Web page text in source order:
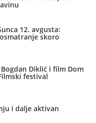
12. avgusta:
skoro
Diklić i film Dom
festival
i dalje aktivan